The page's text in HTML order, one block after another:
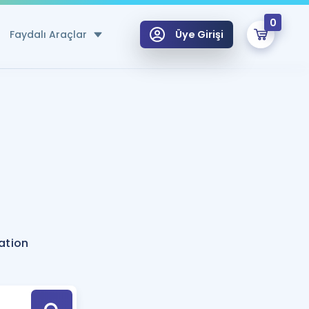
Faydalı Araçlar
Hesaplama Aracı
için Öneriler
Tek Takvimde
Üye Girişi
0
Hoca ile seni sınava hazırlayacak onlarca eğitim seni bekliyor!